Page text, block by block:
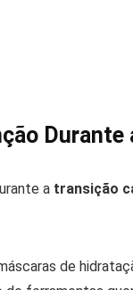
Durante
a transição
de